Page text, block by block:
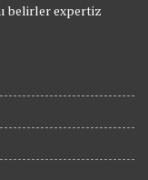
belirler expertiz